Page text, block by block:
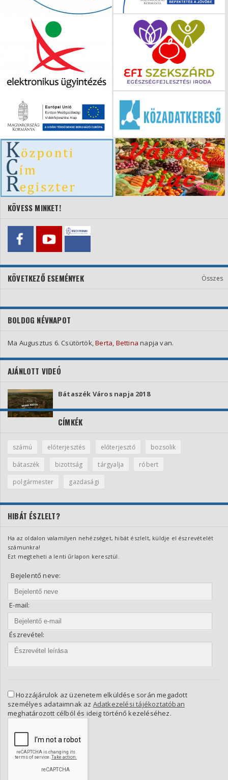
KÖVESS MINKET!
KÖVETKEZŐ ESEMÉNYEK Összes
BOLDOG NÉVNAPOT
Ma Augusztus 6. Csütörtök,Berta, Bettina napja van.
AJÁNLOTT VIDEÓ
Bátaszék Város napja 2018
CÍMKÉK
számú előterjesztés előterjesztő
bozsolik
bátaszék
bizottság tárgyalja
róbert
polgármester
gazdasági
HIBÁT ÉSZLELT?
Ha az oldalon valamilyen nehézséget, hibát észlelt, küldje el észrevételét
számunkra!
Ezt megteheti a lenti űrlapon keresztül.
Bejelentő neve:
E-mail:
Észrevétel:
Hozzájárulok az üzenetem elküldése során megadott
személyes adataimnak az Adatkezelési tájékoztatóban
meghatározott célból és ideig történő kezeléséhez.